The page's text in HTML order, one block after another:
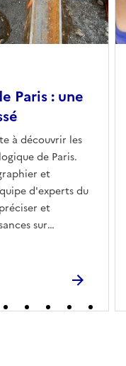
Paris : une
à découvrir les
de Paris.
et
d'experts du
et
sur